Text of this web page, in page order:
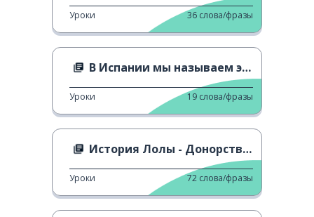
Уроки 36 слова/фразы
В Испании мы называем это Igualdad (Равенство)
Уроки 19 слова/фразы
История Лолы - Донорство органов
Уроки 72 слова/фразы